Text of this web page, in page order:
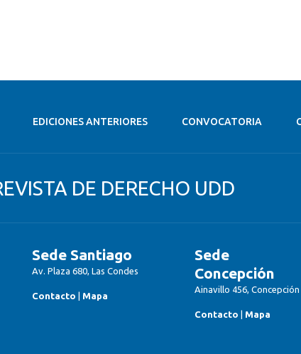
EDICIONES ANTERIORES CONVOCATORIA
DE DERECHO UDD
Sede Santiago
Av. Plaza 680, Las Condes
Contacto Mapa
Sede
Concepción
Ainavillo 456, Concepción
Contacto Mapa